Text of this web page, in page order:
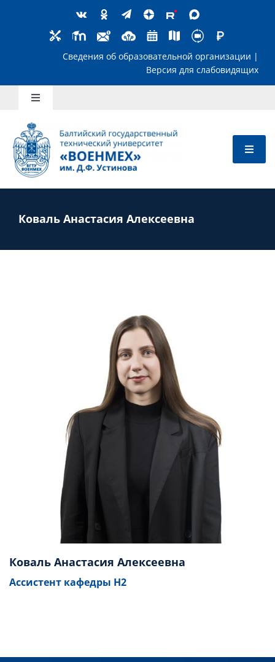
Сведения об образовательной
Toggle
Школьникам
Абитуриентам
Преподавателям
Коваль Анастасия Алексеевна
Коваль Анастасия Алексеевна
Ассистент кафедры Н2